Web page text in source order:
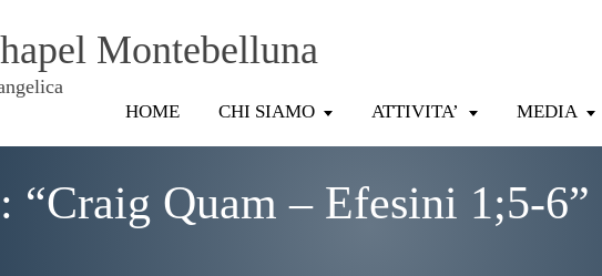
Montebelluna
HOME CHI SIAMO ATTIVITA’ MEDIA
“Craig Quam – Efesini 1;5-